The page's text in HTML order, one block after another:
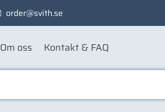
order@svith.se
Om oss Kontakt & FAQ